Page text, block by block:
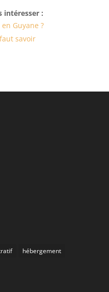
intéresser :
Guyane ?
savoir
hébergement